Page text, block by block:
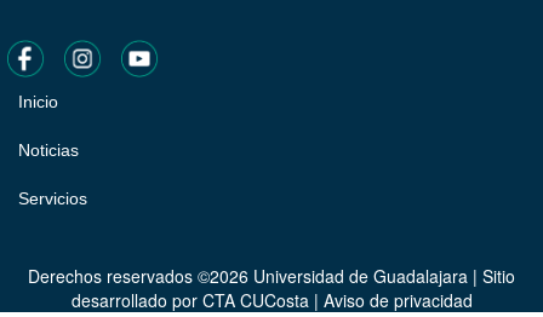
Pie
de
página
Inicio
Noticias
Servicios
Derechos reservados ©2026 Universidad de Guadalajara | Sitio
desarrollado por CTA CUCosta| Aviso de privacidad